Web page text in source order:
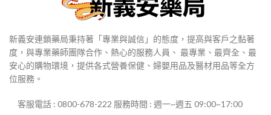
新義安連鎖藥局秉持著「專業與誠信」的態度，提高與客戶之黏著
度，與專業藥師團隊合作、熱心的服務人員、 最專業、最齊全、最
安心的購物環境，提供各式營養保健、婦嬰用品及醫材用品等全方
位服務。
客服電話 : 0800-678-222 服務時間 : 週一~週五 09:00~17:00